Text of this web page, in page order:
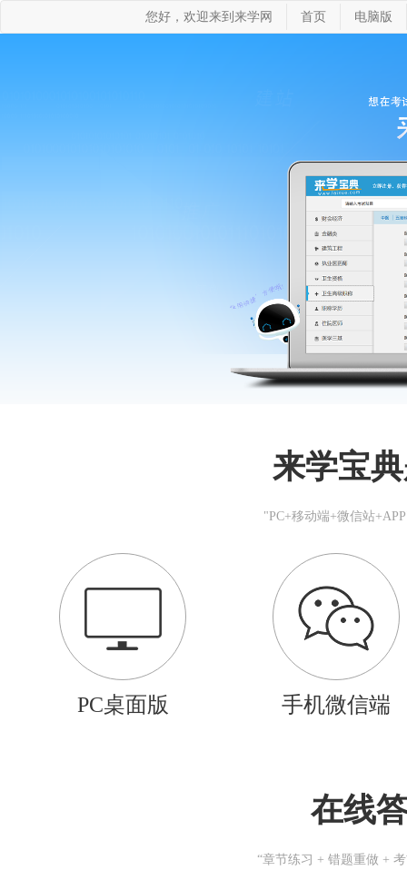
您好，欢迎来到来学网 首页 电脑版
来学宝
"PC+移动端+微信站
PC桌面版 手机微信端
在线
“章节练习 + 错题重做 +